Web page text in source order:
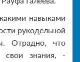
навыками
рукодельной
Отрадно, что
свои знания, -